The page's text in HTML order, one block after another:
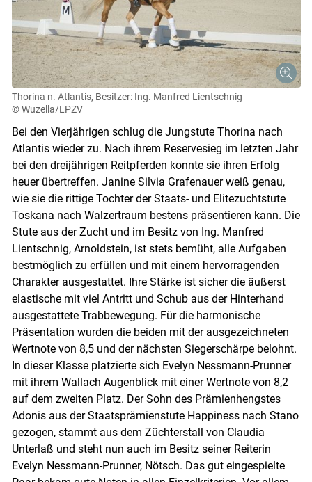
Skip to main content
Thorina n. Atlantis, Besitzer: Ing. Manfred Lientschnig
© Wuzella/LPZV
Bei den Vierjährigen schlug die Jungstute Thorina nach
Atlantis wieder zu. Nach ihrem Reservesieg im letzten Jahr
bei den dreijährigen Reitpferden konnte sie ihren Erfolg
heuer übertreffen. Janine Silvia Grafenauer weiß genau,
wie sie die rittige Tochter der Staats- und Elitezuchtstute
Toskana nach Walzertraum bestens präsentieren kann. Die
Stute aus der Zucht und im Besitz von Ing. Manfred
Lientschnig, Arnoldstein, ist stets bemüht, alle Aufgaben
bestmöglich zu erfüllen und mit einem hervorragenden
Charakter ausgestattet. Ihre Stärke ist sicher die äußerst
elastische mit viel Antritt und Schub aus der Hinterhand
ausgestattete Trabbewegung. Für die harmonische
Präsentation wurden die beiden mit der ausgezeichneten
Wertnote von 8,5 und der nächsten Siegerschärpe belohnt.
In dieser Klasse platzierte sich Evelyn Nessmann-Prunner
mit ihrem Wallach Augenblick mit einer Wertnote von 8,2
auf dem zweiten Platz. Der Sohn des Prämienhengstes
Adonis aus der Staatsprämienstute Happiness nach Stano
gezogen, stammt aus dem Züchterstall von Claudia
Unterlaß und steht nun auch im Besitz seiner Reiterin
Evelyn Nessmann-Prunner, Nötsch. Das gut eingespielte